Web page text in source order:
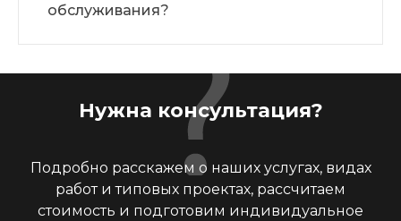
обслуживания?
Нужна консультация?
Подробно расскажем о наших услугах, видах
работ и типовых проектах, рассчитаем
стоимость и подготовим индивидуальное